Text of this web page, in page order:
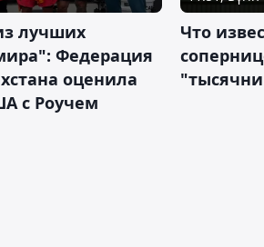
лучших
Федерация
оценила
с Роучем
Что